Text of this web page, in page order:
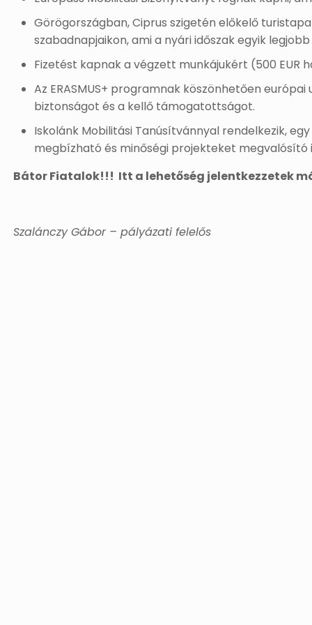
Görögországban, Ciprus szigetén előkelő
szabadnapjaikon, ami a nyári időszak egyik
Fizetést kapnak a végzett munkájukért (500 EUR
Az ERASMUS+ programnak köszönhetően
biztonságot és a kellő támogatottságot.
Iskolánk Mobilitási Tanúsítvánnyal rendelkezik,
megbízható és minőségi projekteket megvalósító
Bátor Fiatalok!!! Itt a lehetőség jelentkezzetek
Szalánczy Gábor – pályázati felelős